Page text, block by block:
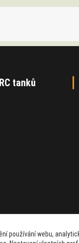
tanků
používání webu,